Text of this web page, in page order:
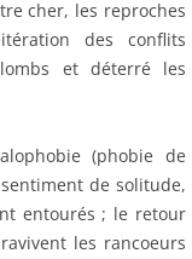
cher, les reproches
des conflits
et déterré les
(phobie de
de solitude,
entourés ; le retour
les rancoeurs